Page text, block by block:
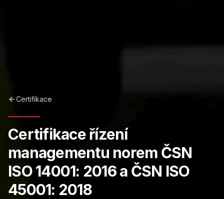
Certifikace
Certifikace řízení
managementu norem ČSN
ISO 14001: 2016 a ČSN ISO
45001: 2018